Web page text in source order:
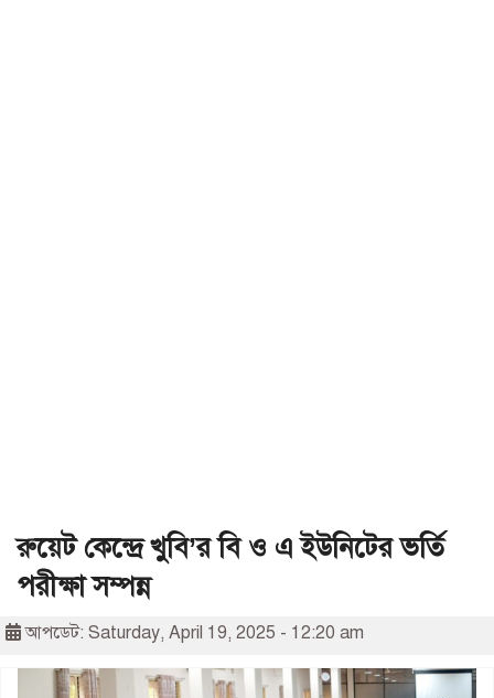
রুয়েট কেন্দ্রে খুবি’র বি ও এ ইউনিটের ভর্তি
পরীক্ষা সম্পন্ন
আপডেট: Saturday, April 19, 2025 - 12:20 am